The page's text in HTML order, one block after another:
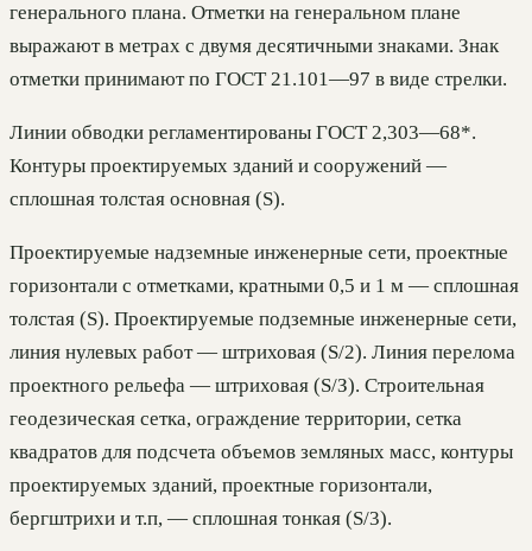
генерального плана. Отметки на генеральном плане
выражают в метрах с двумя десятичными знаками. Знак
отметки принимают по ГОСТ 21.101—97 в виде стрелки.
Линии обводки регламентированы ГОСТ 2,303—68*.
Контуры проектируемых зданий и сооружений —
сплошная толстая основная (S).
Проектируемые надземные инженерные сети, проектные
горизонтали с отметками, кратными 0,5 и 1 м — сплошная
толстая (S). Проектируемые подземные инженерные сети,
линия нулевых работ — штриховая (S/2). Линия перелома
проектного рельефа — штриховая (S/З). Строительная
геодезическая сетка, ограждение территории, сетка
квадратов для подсчета объемов земляных масс, контуры
проектируемых зданий, проектные горизонтали,
бергштрихи и т.п, — сплошная тонкая (S/3).